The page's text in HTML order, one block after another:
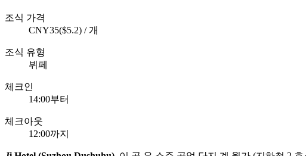
조식 가격
CNY35($5.2) / 개
조식 유형
뷔페
체크인
14:00부터
체크아웃
12:00까지